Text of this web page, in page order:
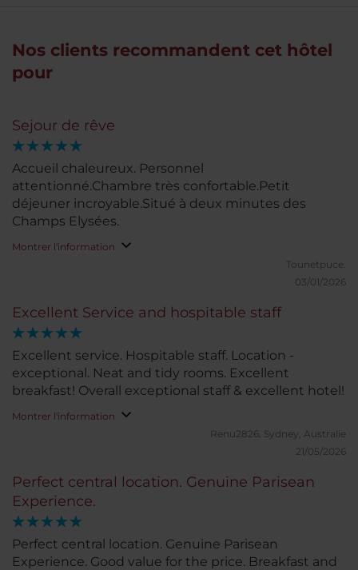
Nos clients recommandent cet hôtel
pour
Sejour de rêve
Accueil chaleureux. Personnel
attentionné.Chambre très confortable.Petit
déjeuner incroyable.Situé à deux minutes des
Champs Elysées.
Montrer l'information
Tounetpuce.
03/01/2026
Excellent Service and hospitable staff
Excellent service. Hospitable staff. Location -
exceptional. Neat and tidy rooms. Excellent
breakfast! Overall exceptional staff & excellent hotel!
Montrer l'information
Renu2826. Sydney, Australie
21/05/2026
Perfect central location. Genuine Parisean
Experience.
Perfect central location. Genuine Parisean
Experience. Good value for the price. Breakfast and